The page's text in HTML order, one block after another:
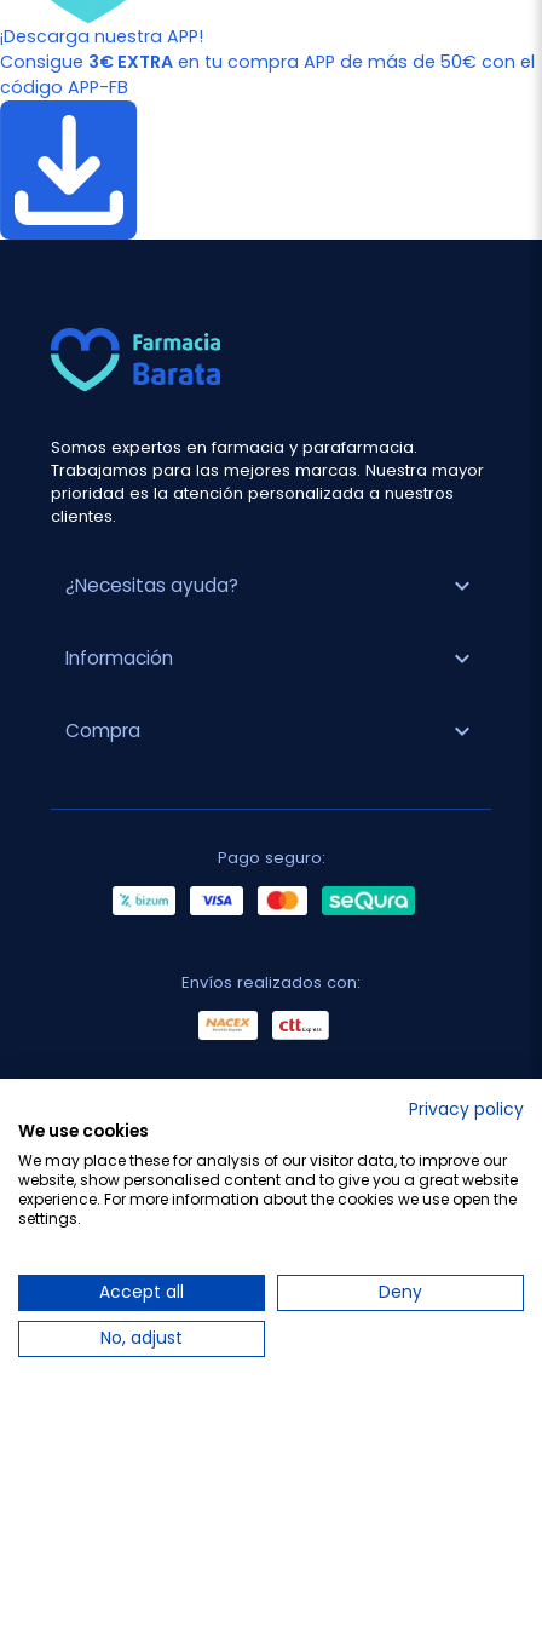
¡Descarga nuestra APP!
Consigue 3€ EXTRA en tu compra APP de más de 50€ con el
código APP-FB
Somos expertos en farmacia y parafarmacia.
Trabajamos para las mejores marcas. Nuestra mayor
prioridad es la atención personalizada a nuestros
clientes.
¿Necesitas ayuda? expand_more
Información expand_more
Compra expand_more
Pago seguro:
Envíos realizados con:
Privacy policy
We use cookies
We may place these for analysis of our visitor data, to improve our
website, show personalised content and to give you a great website
experience. For more information about the cookies we use open the
settings.
Accept all
Deny
No, adjust